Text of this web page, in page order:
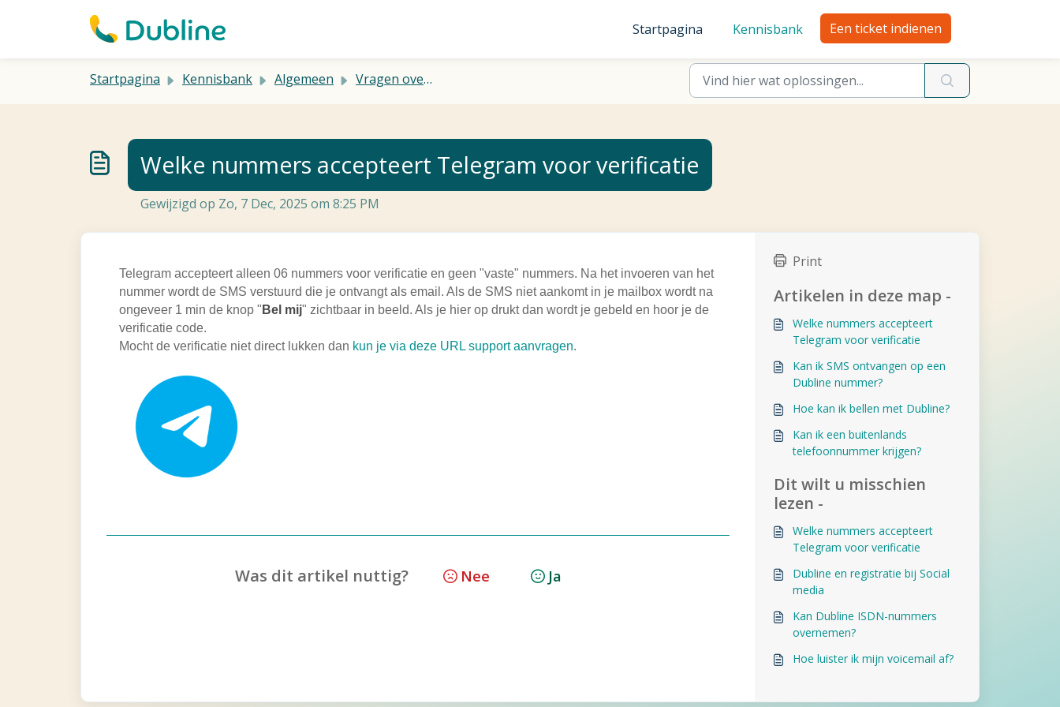
Startpagina
Kennisbank Een ticket indienen
Startpagina Kennisbank Algemeen Vragen over telefoonnummers
Welke nummers accepteert Telegram voor verificatie
Gewijzigd op Zo, 7 Dec, 2025 om 8:25 PM
Telegram accepteert alleen 06 nummers voor verificatie en geen "vaste" nummers. Na het invoeren van het
nummer wordt de SMS verstuurd die je ontvangt als email. Als de SMS niet aankomt in je mailbox wordt na
ongeveer 1 min de knop " Bel mij" zichtbaar in beeld. Als je hier op drukt dan wordt je gebeld en hoor je de
verificatie code.
Mocht de verificatie niet direct lukken dan kun je via deze URL support aanvragen.
Was dit artikel nuttig? Nee Ja
Print
Artikelen in deze map -
Welke nummers accepteert
Telegram voor verificatie
Kan ik SMS ontvangen op een
Dubline nummer?
Hoe kan ik bellen met Dubline?
Kan ik een buitenlands
telefoonnummer krijgen?
Dit wilt u misschien
lezen -
Welke nummers accepteert
Telegram voor verificatie
Dubline en registratie bij Social
media
Kan Dubline ISDN-nummers
overnemen?
Hoe luister ik mijn voicemail af?